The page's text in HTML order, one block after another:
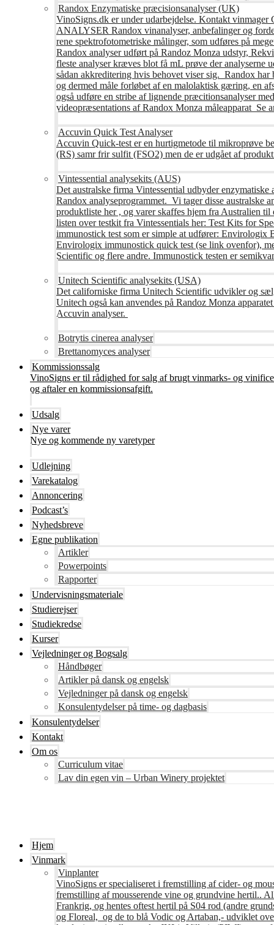
Randox Enzymatiske præcisionsanalyser (UK)
VinoSigns.dk er under udarbejdelse. Kontakt
ANALYSER Randox vinanalyser, anbefalinger og
rene spektrofotometriske målinger, som udføres på
Randox analyser udført på Randoz Monza udstyr,
fleste analyser kræves blot få mL prøve der analyserne
sådan akkreditering hvis behovet viser sig. Randox
og dermed måle forløbet af en malolaktisk gæring, en
også udføre en stribe af lignende præcitionsanalyser
videopræsentations af Randox Monza måleapparat
Accuvin Quick Test Analyser
Accuvin Quick-test er en hurtigmetode til mikroprøve
(RS) samr frir sulfit (FSO2) men de er udgået af
Vintessential analysekits (AUS)
Det australske firma Vintessential udbyder
Randox analyseprogrammet. Vi tager disse australske
produktliste her , og varer skaffes hjem fra Australien
listen over testkit fra Vintessentials her: Test Kits for
immunostick test som er simple at udfører: Envirologix
Envirologix immunostick quick test (se link ovenfor),
Scientific og flere andre. Immunostick testen er
Unitech Scientific analysekits (USA)
Det californiske firma Unitech Scientific udvikler og
Unitech også kan anvendes på Randoz Monza
Accuvin analyser.
Botrytis cinerea analyser
Brettanomyces analyser
Kommissionssalg
VinoSigns er til rådighed for salg af brugt vinmarks- og
og aftaler en kommissionsafgift.
Udsalg
Nye varer
Nye og kommende ny varetyper
Udlejning
Varekatalog
Annoncering
Podcast’s
Nyhedsbreve
Egne publikation
Artikler
Powerpoints
Rapporter
Undervisningsmateriale
Studierejser
Studiekredse
Kurser
Vejledninger og Bogsalg
Håndbøger
Artikler på dansk og engelsk
Vejledninger på dansk og engelsk
Konsulentydelser på time- og dagbasis
Konsulentydelser
Kontakt
Om os
Curriculum vitae
Lav din egen vin – Urban Winery projektet
Hjem
Vinmark
Vinplanter
VinoSigns er specialiseret i fremstilling af cider- og
fremstilling af mousserende vine og grundvine hertil..
Frankrig, og hentes oftest hertil på S04 rod (andre
og Floreal, og de to blå Vodic og Artaban,- udviklet